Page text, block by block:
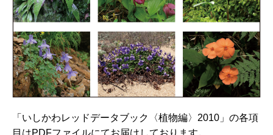
「いしかわレッドデータブック〈植物編〉2010」の各項
目はPDFファイルにてお届けしております。